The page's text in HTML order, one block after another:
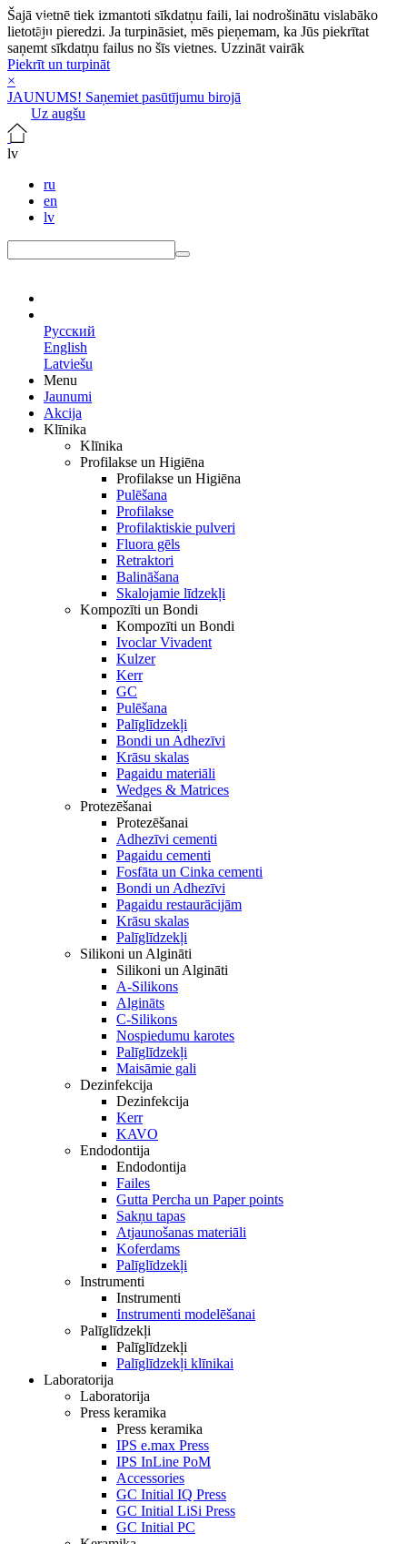
Šajā vietnē tiek izmantoti sīkdatņu faili, lai nodrošinātu vislabāko
lietotāju pieredzi. Ja turpināsiet, mēs pieņemam, ka Jūs piekrītat
saņemt sīkdatņu failus no šīs vietnes. Uzzināt vairāk
Piekrīt un turpināt
×
JAUNUMS! Saņemiet pasūtījumu birojā
Uz augšu
lv
ru
en
lv
Русский
English
Latviešu
Menu
Jaunumi
Akcija
Klīnika
Klīnika
Profilakse un Higiēna
Profilakse un Higiēna
Pulēšana
Profilakse
Profilaktiskie pulveri
Fluora gēls
Retraktori
Balināšana
Skalojamie līdzekļi
Kompozīti un Bondi
Kompozīti un Bondi
Ivoclar Vivadent
Kulzer
Kerr
GC
Pulēšana
Palīglīdzekļi
Bondi un Adhezīvi
Krāsu skalas
Pagaidu materiāli
Wedges & Matrices
Protezēšanai
Protezēšanai
Adhezīvi cementi
Pagaidu cementi
Fosfāta un Cinka cementi
Bondi un Adhezīvi
Pagaidu restaurācijām
Krāsu skalas
Palīglīdzekļi
Silikoni un Algināti
Silikoni un Algināti
A-Silikons
Algināts
C-Silikons
Nospiedumu karotes
Palīglīdzekļi
Maisāmie gali
Dezinfekcija
Dezinfekcija
Kerr
KAVO
Endodontija
Endodontija
Failes
Gutta Percha un Paper points
Sakņu tapas
Atjaunošanas materiāli
Koferdams
Palīglīdzekļi
Instrumenti
Instrumenti
Instrumenti modelēšanai
Palīglīdzekļi
Palīglīdzekļi
Palīglīdzekļi klīnikai
Laboratorija
Laboratorija
Press keramika
Press keramika
IPS e.max Press
IPS InLine PoM
Accessories
GC Initial IQ Press
GC Initial LiSi Press
GC Initial PC